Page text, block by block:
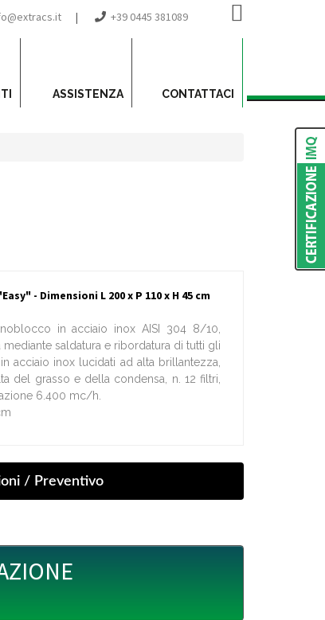
| +39 0445 381089
ASSISTENZA CONTATTACI
- Dimensioni L 200 x P 110 x H 45 cm
in acciaio inox AISI 304 8/10,
saldatura e ribordatura di tutti gli
acciaio inox lucidati ad alta brillantezza,
del grasso e della condensa, n. 12 filtri,
6.400 mc/h.